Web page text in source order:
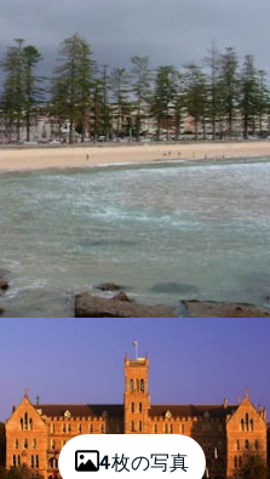
4枚の写真